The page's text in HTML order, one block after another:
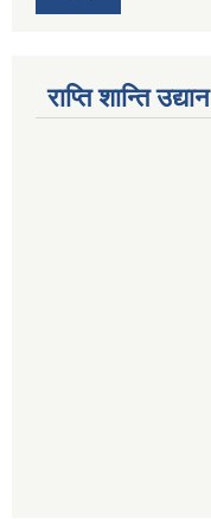
राप्ति शान्ति उद्यान